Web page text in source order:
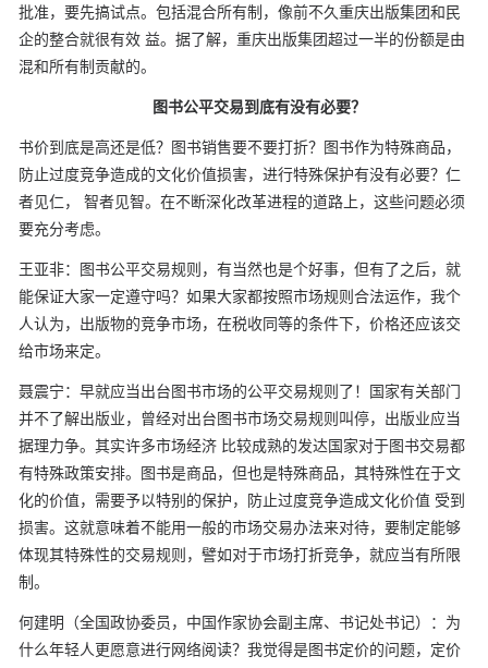
批准，要先搞试点。包括混合所有制，像前不久重庆出版集团和民
企的整合就很有效 益。据了解，重庆出版集团超过一半的份额是由
混和所有制贡献的。
图书公平交易到底有没有必要？
书价到底是高还是低？图书销售要不要打折？图书作为特殊商品，
防止过度竞争造成的文化价值损害，进行特殊保护有没有必要？仁
者见仁，
智者见智。在不断深化改革进程的道路上，这些问题必须
要充分考虑。
王亚非：图书公平交易规则，有当然也是个好事，但有了之后，就
能保证大家一定遵守吗？如果大家都按照市场规则合法运作，我个
人认为，出版物的竞争市场，在税收同等的条件下，价格还应该交
给市场来定。
聂震宁：早就应当出台图书市场的公平交易规则了！国家有关部门
并不了解出版业，曾经对出台图书市场交易规则叫停，出版业应当
据理力争。其实许多市场经济 比较成熟的发达国家对于图书交易都
有特殊政策安排。图书是商品，但也是特殊商品，其特殊性在于文
化的价值，需要予以特别的保护，防止过度竞争造成文化价值 受到
损害。这就意味着不能用一般的市场交易办法来对待，要制定能够
体现其特殊性的交易规则，譬如对于市场打折竞争，就应当有所限
制。
何建明（全国政协委员，中国作家协会副主席、书记处书记）：为
什么年轻人更愿意进行网络阅读？我觉得是图书定价的问题，定价